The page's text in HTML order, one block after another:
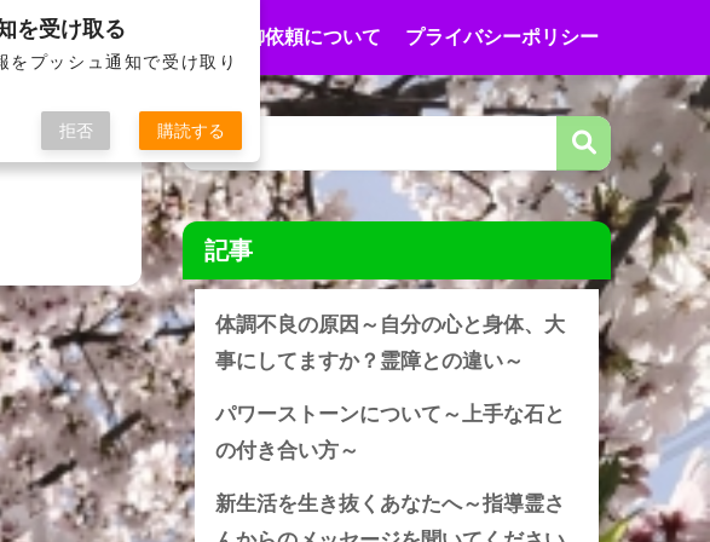
お問い合わせ 御依頼について プライバシーポリシー
記事
体調不良の原因～自分の心と身体、大
事にしてますか？霊障との違い～
パワーストーンについて～上手な石と
の付き合い方～
新生活を生き抜くあなたへ～指導霊さ
を受け取る
をプッシュ通知で受け取り
拒否 購読する